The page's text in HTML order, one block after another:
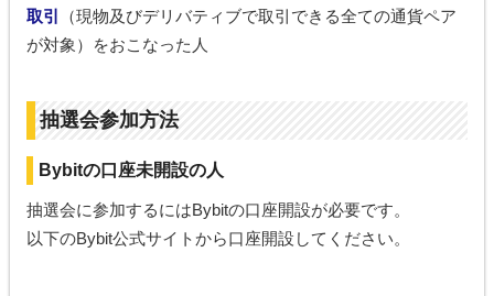
取引
（現物及びデリバティブで取引できる全ての通貨ペア
が対象）をおこなった人
抽選会参加方法
Bybitの口座未開設の人
抽選会に参加するにはBybitの口座開設が必要です。
以下のBybit公式サイトから口座開設してください。